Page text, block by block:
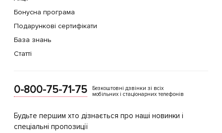
Бонусна програма
Подарункові сертифікати
База знань
Статті
0-800-75-71-75
Безкоштовні дзвінки зі всіх
мобільних і стаціонарних телефонів
Будьте першим хто дізнається про наші новинки і
спеціальні пропозиції